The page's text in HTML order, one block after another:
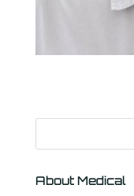
About Medical